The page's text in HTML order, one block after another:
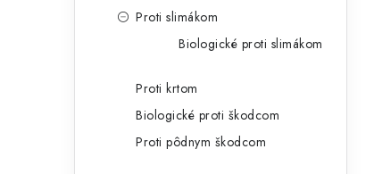
Proti slimákom
Biologické proti slimákom
Proti krtom
Biologické proti škodcom
Proti pôdnym škodcom